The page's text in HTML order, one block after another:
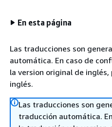
En esta página
Las traducciones son
automática. En caso de
la version original de inglés,
inglés.
Las traducciones son
traducción automática.